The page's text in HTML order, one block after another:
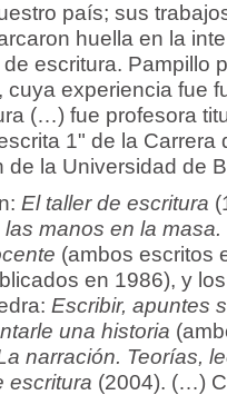
país; sus
huella en la
escritura. Pampillo
, cuya experiencia fue
(…) fue profesora
1" de la Carrera
de la Universidad de
El taller de escritura
manos en la
(ambos escritos
en 1986), y
Escribir, apuntes
una historia
narración. Teorías,
escritura (2004). (…)